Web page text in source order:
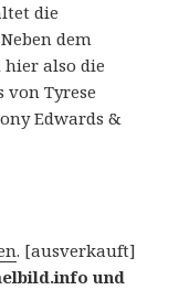
die
dem
also die
von Tyrese
Edwards &
. [ausverkauft]
und